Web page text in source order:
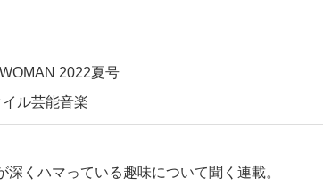
を、目撃せよ。
2022夏号
イル芸能音楽
くハマっている趣味について聞く連載。